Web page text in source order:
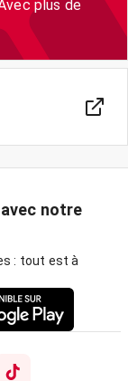
plus de
notre
: tout est à